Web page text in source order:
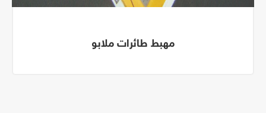
مهبط طائرات ملابو